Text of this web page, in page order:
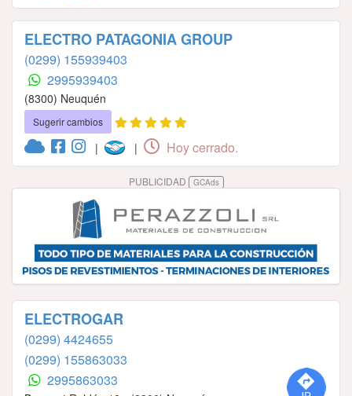
ELECTRO PATAGONIA GROUP
(0299) 155939403
2995939403
(8300) Neuquén
Sugerir cambios
| | Hoy cerrado.
PUBLICIDAD GCAds
ELECTROGAR
(0299) 4424655
(0299) 155863033
2995863033